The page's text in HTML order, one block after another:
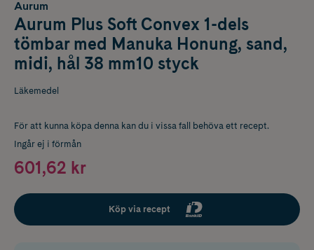
Aurum
Aurum Plus Soft Convex 1-dels
tömbar med Manuka Honung, sand,
midi, hål 38 mm10 styck
Läkemedel
För att kunna köpa denna kan du i vissa fall behöva ett recept.
Ingår ej i förmån
601,62 kr
Köp via recept